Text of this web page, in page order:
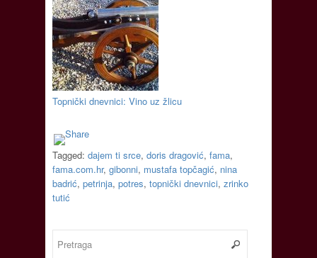
Topnički dnevnici: Vino uz žlicu
Tagged: dajem ti srce, doris dragović, fama,
fama.com.hr, gibonni, mustafa topčagić, nina
badrić, petrinja, potres, topnički dnevnici, zrinko
tutić